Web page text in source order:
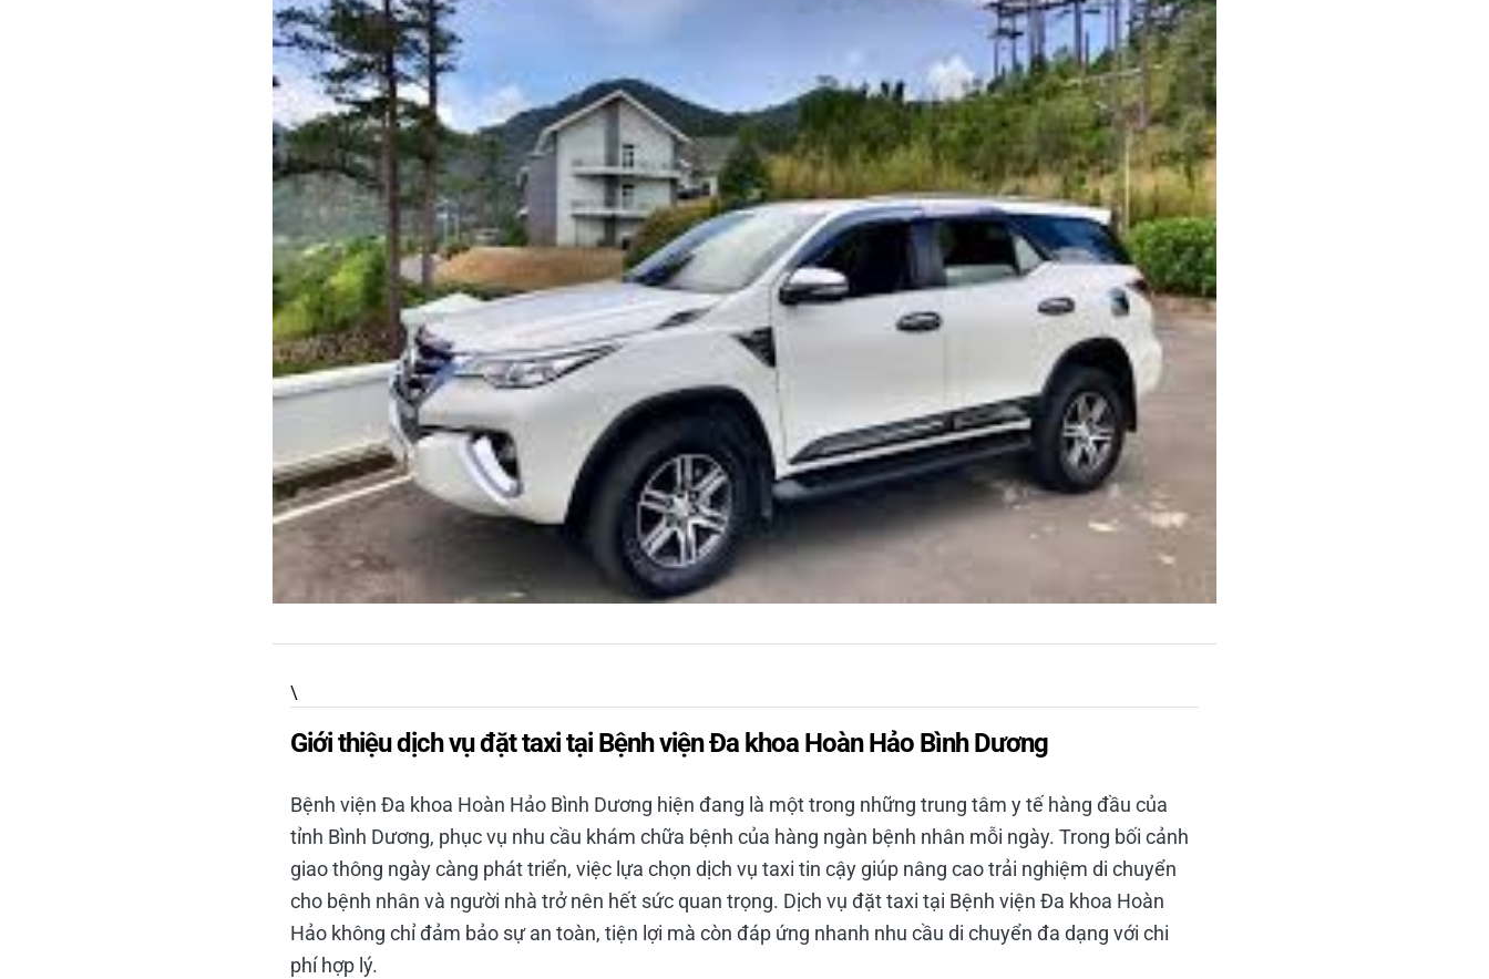
\
Giới thiệu dịch vụ đặt taxi tại Bệnh viện Đa khoa Hoàn Hảo Bình Dương
Bệnh viện Đa khoa Hoàn Hảo Bình Dương hiện đang là một trong những trung tâm y tế hàng đầu của
tỉnh Bình Dương, phục vụ nhu cầu khám chữa bệnh của hàng ngàn bệnh nhân mỗi ngày. Trong bối cảnh
giao thông ngày càng phát triển, việc lựa chọn dịch vụ taxi tin cậy giúp nâng cao trải nghiệm di chuyển
cho bệnh nhân và người nhà trở nên hết sức quan trọng. Dịch vụ đặt taxi tại Bệnh viện Đa khoa Hoàn
Hảo không chỉ đảm bảo sự an toàn, tiện lợi mà còn đáp ứng nhanh nhu cầu di chuyển đa dạng với chi
phí hợp lý.